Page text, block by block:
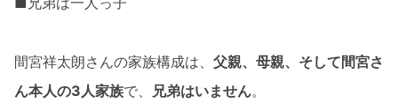
間宮祥太朗さんの家族構成は、 父親、母親、そして間宮さ
ん本人の3人家族で、 兄弟はいません。